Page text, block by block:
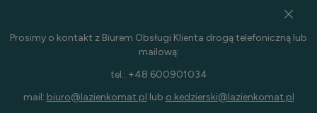
Prosimy o kontakt z Biurem Obsługi Klienta drogą telefoniczną lub
mailową:
tel.: +48 600901034
mail: biuro@lazienkomat.pl lub o.kedzierski@lazienkomat.pl